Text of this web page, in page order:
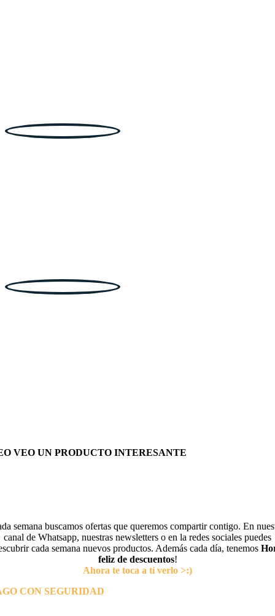
VEO UN PRODUCTO INTERESANTE
semana buscamos ofertas que queremos compartir contigo. En
canal de Whatsapp, nuestras newsletters o en la redes sociales puedes
cada semana nuevos productos. Además cada día, tenemos
feliz de descuentos!
Ahora te toca a tí verlo >:)
CON SEGURIDAD